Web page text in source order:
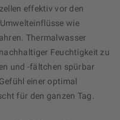
effektiv vor den
wie
Thermalwasser
Feuchtigkeit zu
und -fältchen spürbar
einer optimal
für den ganzen Tag.